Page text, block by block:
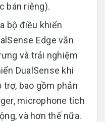
bán riêng).
bộ điều khiển
Edge vẫn
và trải nghiệm
DualSense khi
bao gồm phản
microphone tích
và hơn thế nữa.